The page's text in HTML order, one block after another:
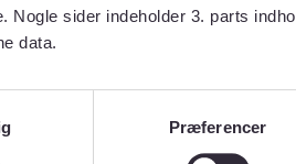
Nogle sider indeholder 3. parts
data.
Præferencer